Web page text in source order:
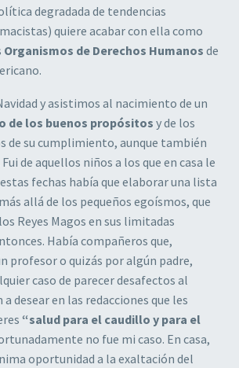
degradada de tendencias
quiere acabar con ella como
Organismos de Derechos Humanos de
y asistimos al nacimiento de un
de los buenos propósitosy de los
de su cumplimiento, aunque también
de aquellos niños a los que en casa le
fechas había que elaborar una lista
allá de los pequeños egoísmos, que
Reyes Magos en sus limitadas
Había compañeros que,
profesor o quizás por algún padre,
caso de parecer desafectos al
desear en las redacciones que les
“salud para el caudillo y para el
no fue mi caso. En casa,
oportunidad a la exaltación del